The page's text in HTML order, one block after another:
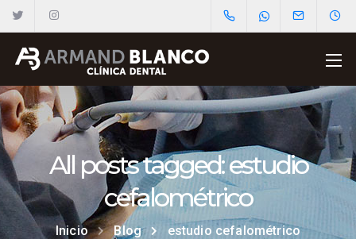
All posts tagged: estudio
cefalométrico
Inicio Blog estudio cefalométrico